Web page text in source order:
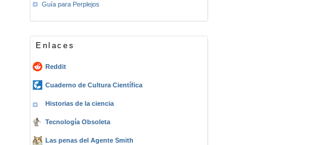
Guía para Perplejos
Enlaces
Reddit
Cuaderno de Cultura Científica
Historias de la ciencia
Tecnología Obsoleta
Las penas del Agente Smith